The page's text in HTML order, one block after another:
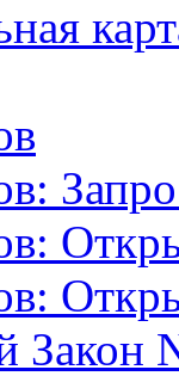
Закон